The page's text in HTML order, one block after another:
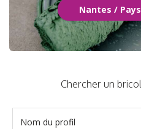
Nantes /
Chercher un
Nom du profil